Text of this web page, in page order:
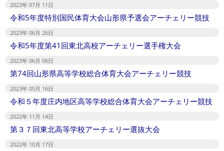
2023年 07月 11日
令和5年度特別国民体育大会山形県予選会アーチェリー競技
2023年 06月 26日
令和5年度第41回東北高校アーチェリー選手権大会
2023年 06月 06日
第74回山形県高等学校総合体育大会アーチェリー競技
2023年 05月 16日
令和５年度庄内地区高等学校総合体育大会アーチェリー競技
2022年 11月 14日
第３７回東北高等学校アーチェリー選抜大会
2022年 10月 17日